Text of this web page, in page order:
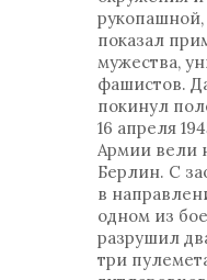
показал
мужества,
фашистов.
покинул
16 апреля
Армии вели
Берлин. С
в
одном из
разрушил
три